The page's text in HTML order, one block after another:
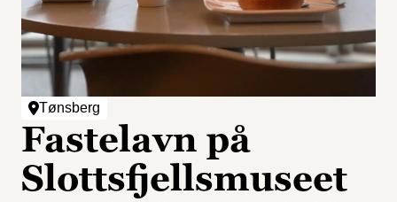
Tønsberg
Fastelavn på
Slottsfjellsmuseet